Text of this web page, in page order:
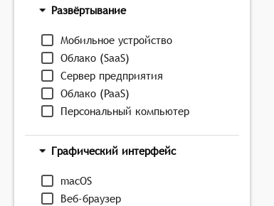
Развёртывание
Мобильное устройство
Облако (SaaS)
Сервер предприятия
Облако (PaaS)
Персональный компьютер
Графический интерфейс
macOS
Веб-браузер